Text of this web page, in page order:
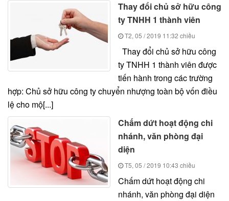
Thay đổi chủ sở hữu công
ty TNHH 1 thành viên
T2, 05 / 2019 11:32 chiều
Thay đổi chủ sở hữu công
ty TNHH 1 thành viên được
tiến hành trong các trường
hợp: Chủ sở hữu công ty chuyển nhượng toàn bộ vốn điều
lệ cho mộ[...]
Chấm dứt hoạt động chi
nhánh, văn phòng đại
diện
T5, 05 / 2019 10:43 chiều
Chấm dứt hoạt động chi
nhánh, văn phòng đại diện